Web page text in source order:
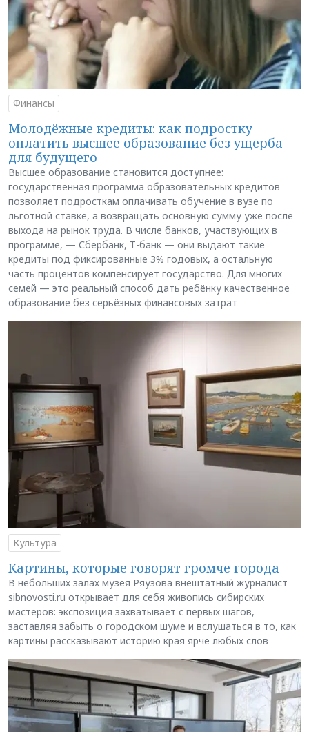
Финансы
Молодёжные кредиты: как подростку
оплатить высшее образование без ущерба
для будущего
Высшее образование становится доступнее:
государственная программа образовательных кредитов
позволяет подросткам оплачивать обучение в вузе по
льготной ставке, а возвращать основную сумму уже после
выхода на рынок труда. В числе банков, участвующих в
программе, — Сбербанк, Т-банк — они выдают такие
кредиты под фиксированные 3% годовых, а остальную
часть процентов компенсирует государство. Для многих
семей — это реальный способ дать ребёнку качественное
образование без серьёзных финансовых затрат
Культура
Картины, которые говорят громче города
В небольших залах музея Ряузова внештатный журналист
sibnovosti.ru открывает для себя живопись сибирских
мастеров: экспозиция захватывает с первых шагов,
заставляя забыть о городском шуме и вслушаться в то, как
картины рассказывают историю края ярче любых слов